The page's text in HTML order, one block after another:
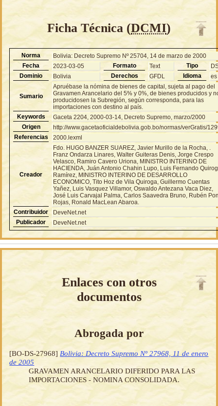
Ficha Técnica (DCMI)
Norma
Bolivia: Decreto Supremo Nº 25704, 14 de marzo de 2000
Fecha
2023-03-05 Formato Text Tipo
Dominio
Bolivia Derechos GFDL Idioma es
Sumario
Apruébase la nómina de bienes de capital, sujeta al pago del
Gravamen Arancelario del 5% y 0%, de bienes producidos y
producidosen la Subregión, según corresponda, para las
importaciones con destino al país.
Keywords
Gaceta 2204, 2000-03-14, Decreto Supremo, marzo/2000
Origen
http://www.gacetaoficialdebolivia.gob.bo/normas/verGratis/
Referencias
2000.lexml
Creador
Fdo. HUGO BANZER SUAREZ, Javier Murillo de la Rocha, .
Franz Ondarza Linares, Walter Guiteras Denis, Jorge Crespo
Velasco, Ramiro Cavero Uriona, MINISTRO INTERINO DE
HACIENDA, Juán Antonio Chahin Lupo, Luis Fernando
Ramírez, MINISTRO INTERINO DE DESARROLLO
ECONOMICO, Tito Hoz de Vila Quiroga, Guillermo Cuentas
Yañez, Luis Vasquez Villamor, Oswaldo Antezana Vaca Diez,
José Luis Carvajal Palma, Carlos Saavedra Bruno, Rubén
Rojas, Ronald MacLean Abaroa.
Contribuidor
DeveNet.net
Publicador
DeveNet.net
Enlaces con otros
documentos
Abrogada por
[BO-DS-27968] Bolivia: Decreto Supremo Nº 27968, 11 de enero
de 2005
GRAVAMEN ARANCELARIO DIFERIDO PARA LAS
IMPORTACIONES - NOMINA CONSOLIDADA.